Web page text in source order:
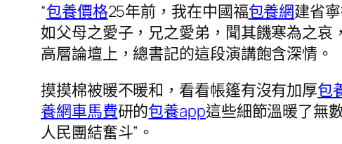
“包養價格25年前，我在中國福包養網建省
如父母之愛子，兄之愛弟，聞其饑寒為之哀
高層論壇上，總書記的這段演講飽含深情。
摸摸棉被暖不暖和，看看帳篷有沒有加厚包
養網車馬費研的包養app這些細節溫暖了無
人民團結奮斗”。